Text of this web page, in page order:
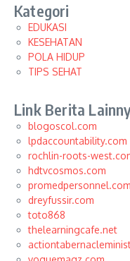
Kategori
EDUKASI
KESEHATAN
POLA HIDUP
TIPS SEHAT
Link Berita
blogoscol.com
lpdaccountability.com
rochlin-roots-
hdtvcosmos.com
promedpersonnel.com
dreyfussir.com
toto868
thelearningcafe.net